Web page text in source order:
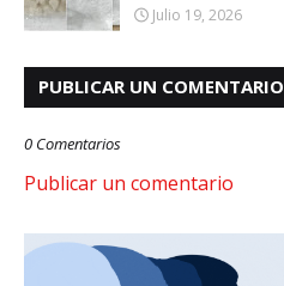
Julio 19, 2026
PUBLICAR UN COMENTARIO
0 Comentarios
Publicar un comentario